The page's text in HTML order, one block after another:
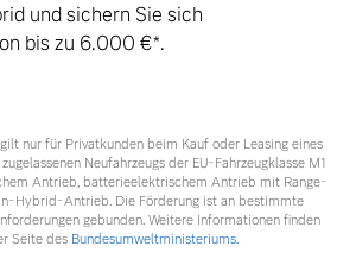
und sichern Sie sich
bis zu 6.000 €⁠*.
nur für Privatkunden beim Kauf oder Leasing eines
Neufahrzeugs der EU-Fahrzeugklasse M1
Antrieb, batterieelektrischem Antrieb mit Range-
Hybrid-Antrieb. Die Förderung ist an bestimmte
gebunden. Weitere Informationen finden
Seite des Bundesumweltministeriums.